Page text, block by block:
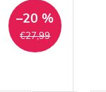
€27,99
–20 %